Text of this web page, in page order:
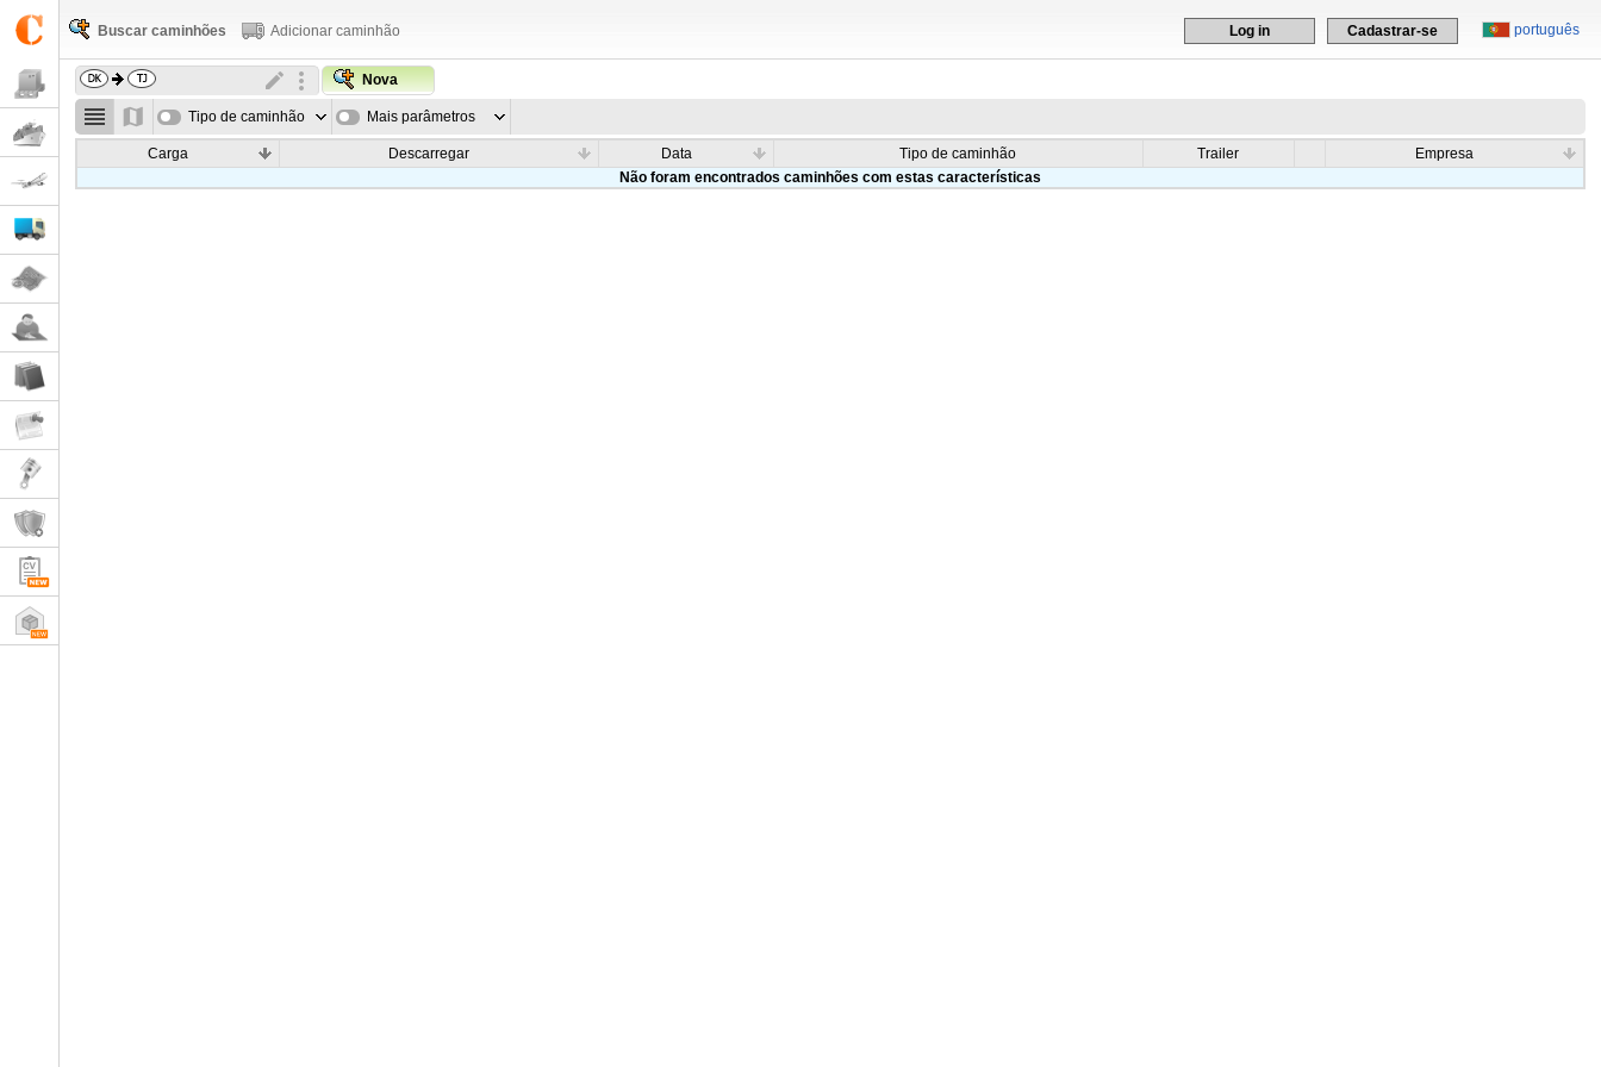
português
Log in Cadastrar-se
Buscar caminhões Adicionar caminhão
Nova
Tipo de caminhão Mais parâmetros
Carga Descarregar Data Tipo de caminhão Trailer
Empresa
Não foram encontrados caminhões com estas características